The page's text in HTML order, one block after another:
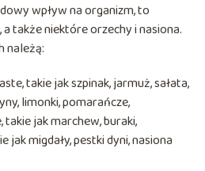
wpływ na organizm, to
także niektóre orzechy i nasiona.
należą:
takie jak szpinak, jarmuż, sałata,
limonki, pomarańcze,
jak marchew, buraki,
jak migdały, pestki dyni, nasiona